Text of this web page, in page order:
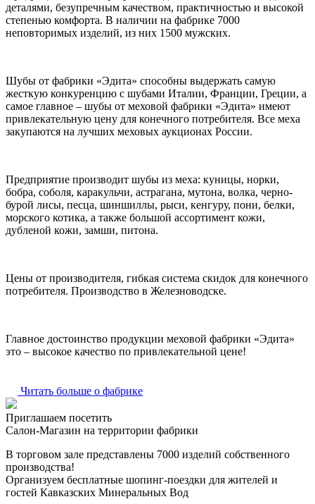
деталями, безупречным качеством, практичностью и высокой
степенью комфорта. В наличии на фабрике 7000
неповторимых изделий, из них 1500 мужских.
Шубы от фабрики «Эдита» способны выдержать самую
жесткую конкуренцию с шубами Италии, Франции, Греции, а
самое главное – шубы от меховой фабрики «Эдита» имеют
привлекательную цену для конечного потребителя. Все меха
закупаются на лучших меховых аукционах России.
Предприятие производит шубы из меха: куницы, норки,
бобра, соболя, каракульчи, астрагана, мутона, волка, черно-
бурой лисы, песца, шиншиллы, рыси, кенгуру, пони, белки,
морского котика, а также большой ассортимент кожи,
дубленой кожи, замши, питона.
Цены от производителя, гибкая система скидок для конечного
потребителя. Производство в Железноводске.
Главное достоинство продукции меховой фабрики «Эдита»
это – высокое качество по привлекательной цене!
Читать больше о фабрике
Приглашаем посетить
Салон-Магазин на территории фабрики
В торговом зале представлены 7000 изделий собственного
производства!
Организуем бесплатные шопинг-поездки для жителей и
гостей Кавказских Минеральных Вод